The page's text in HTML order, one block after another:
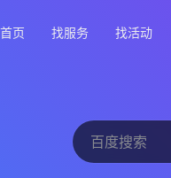
首页 找服务 找活动